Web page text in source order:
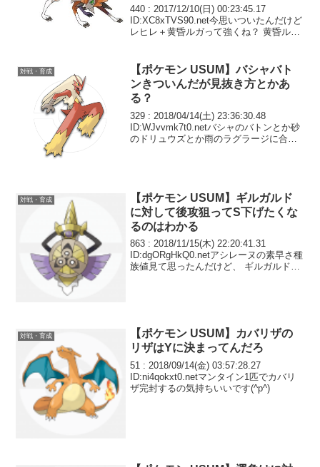
440 : 2017/12/10(日) 00:23:45.17
ID:XC8xTVS90.net今思いついたんだけど
レヒレ＋黄昏ルガって強くね？ 黄昏ルガ
対戦・育成
【ポケモン USUM】バシャバト
ンきついんだが見抜き方とかあ
る？
329 : 2018/04/14(土) 23:36:30.48
ID:WJvvmk7t0.netバシャのバトンとか砂
のドリュウズとか雨のラグラージに合わ
対戦・育成
【ポケモン USUM】ギルガルド
に対して後攻狙ってS下げたくな
るのはわかる
863 : 2018/11/15(木) 22:20:41.31
ID:dgORgHkQ0.netアシレーヌの素早さ種
族値見て思ったんだけど、 ギルガルドに
対戦・育成
【ポケモン USUM】カバリザの
リザはYに決まってんだろ
51 : 2018/09/14(金) 03:57:28.27
ID:ni4qokxt0.netマンタイン1匹でカバリ
ザ完封するの気持ちいいです(^p^)